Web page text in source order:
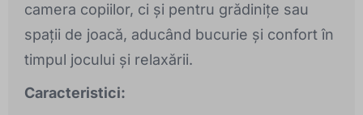
camera copiilor, ci și pentru grădinițe sau
spații de joacă, aducând bucurie și confort în
timpul jocului și relaxării.
Caracteristici: